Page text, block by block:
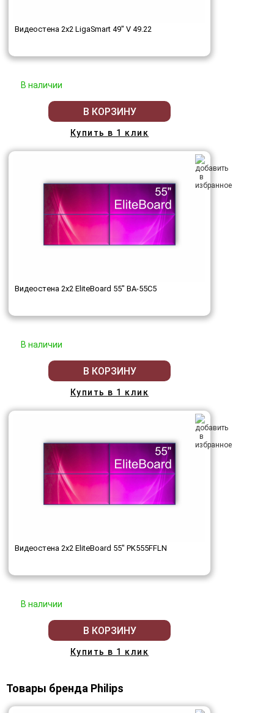
Видеостена 2x2 LigaSmart 49" V 49.22
В наличии
В КОРЗИНУ
Купить в 1 клик
Видеостена 2x2 EliteBoard 55" BA-55C5
В наличии
В КОРЗИНУ
Купить в 1 клик
Видеостена 2x2 EliteBoard 55" PK555FFLN
В наличии
В КОРЗИНУ
Купить в 1 клик
Товары бренда Philips